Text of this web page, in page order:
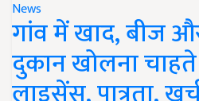
News
गांव में खाद, बीज
दुकान खोलना